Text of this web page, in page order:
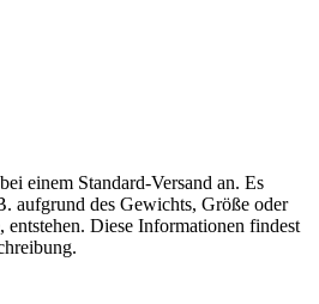
einem Standard-Versand an. Es
aufgrund des Gewichts, Größe oder
entstehen. Diese Informationen findest